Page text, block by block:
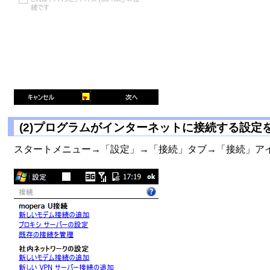
(2)プログラムがインターネットに接続する設定
スタートメニュー→「設定」→「接続」タブ→「接続」ア